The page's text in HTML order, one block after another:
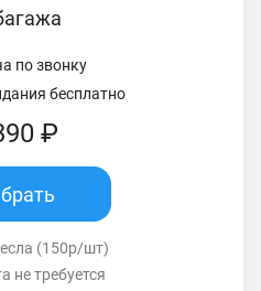
по звонку
бесплатно
₽
(150р/шт)
не требуется